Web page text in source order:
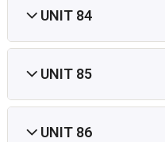
UNIT 84
UNIT 85
UNIT 86